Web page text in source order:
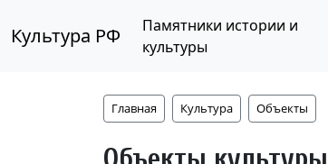
Культура РФ
Памятники истории и
культуры
Главная Культура Объекты